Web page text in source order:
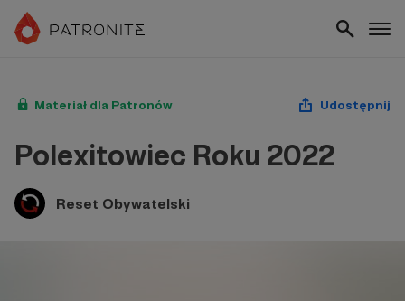
Materiał dla Patronów Udostępnij
Polexitowiec Roku 2022
Reset Obywatelski